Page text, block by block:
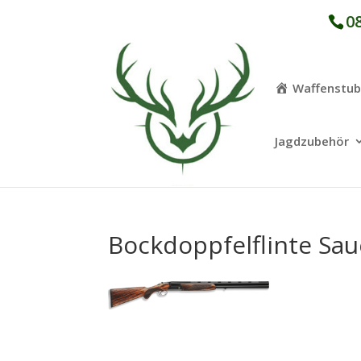
Jagdzubehör
Bockdoppfelflinte